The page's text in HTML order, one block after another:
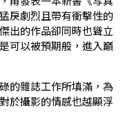
戾劇烈且帶有衝擊性的
出的作品卻同時也聳立
可以被預期般，進入巔
的雜誌工作所填滿，為
於攝影的情感也越顯浮